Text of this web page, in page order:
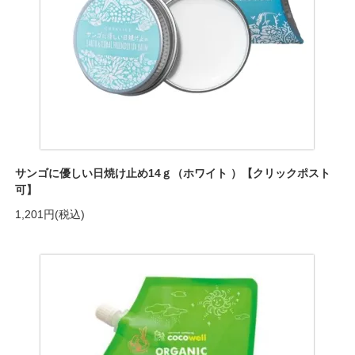
サンゴに優しい日焼け止め14ｇ（ホワイト ）【クリックポスト
可】
1,201円(税込)